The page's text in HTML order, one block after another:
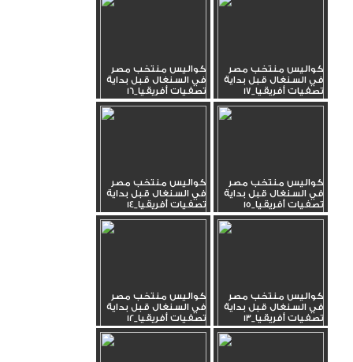
كواليس منتخب مصر
في السنغال قبل بداية
تصفيات أفريقيا_17
كواليس منتخب مصر
في السنغال قبل بداية
تصفيات أفريقيا_16
كواليس منتخب مصر
في السنغال قبل بداية
تصفيات أفريقيا_15
كواليس منتخب مصر
في السنغال قبل بداية
تصفيات أفريقيا_14
كواليس منتخب مصر
في السنغال قبل بداية
تصفيات أفريقيا_13
كواليس منتخب مصر
في السنغال قبل بداية
تصفيات أفريقيا_12